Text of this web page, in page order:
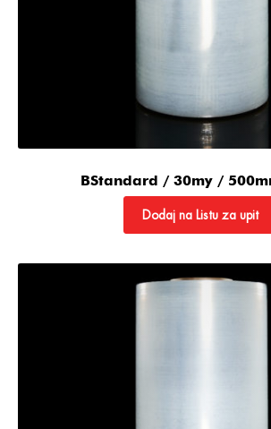
BStandard / 30my /
Dodaj na Listu za upit